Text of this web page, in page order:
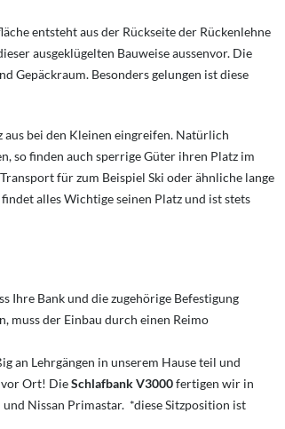
entsteht aus der Rückseite der Rückenlehne
ausgeklügelten Bauweise aussenvor. Die
Gepäckraum. Besonders gelungen ist diese
aus bei den Kleinen eingreifen. Natürlich
so finden auch sperrige Güter ihren Platz im
für zum Beispiel Ski oder ähnliche lange
alles Wichtige seinen Platz und ist stets
Ihre Bank und die zugehörige Befestigung
muss der Einbau durch einen Reimo
an Lehrgängen in unserem Hause teil und
vor Ort! DieSchlafbank V3000fertigen wir in
Nissan Primastar. *diese Sitzposition ist